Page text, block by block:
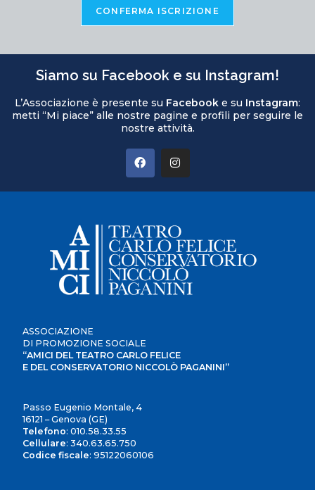
Siamo su Facebook e su Instagram!
L’Associazione è presente su Facebook e su Instagram:
metti “Mi piace” alle nostre pagine e profili per seguire le
nostre attività.
ASSOCIAZIONE
DI PROMOZIONE SOCIALE
“AMICI DEL TEATRO CARLO FELICE
E DEL CONSERVATORIO NICCOLÒ PAGANINI”
Passo Eugenio Montale, 4
16121 – Genova (GE)
Telefono:010.58.33.55
Cellulare:340.63.65.750
Codice fiscale: 95122060106